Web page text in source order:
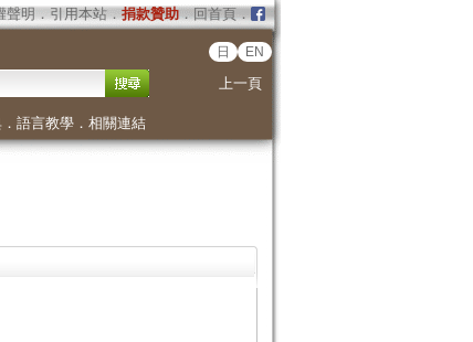
聲明 ． 引用本站． 捐款贊助．回首頁．
日 EN
上一頁
． 語言教學． 相關連結